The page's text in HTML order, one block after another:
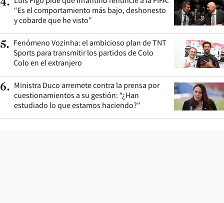
“Es el comportamiento más bajo, deshonesto
y cobarde que he visto”
5. Fenómeno Vozinha: el ambicioso plan de TNT
Sports para transmitir los partidos de Colo
Colo en el extranjero
6. Ministra Duco arremete contra la prensa por
cuestionamientos a su gestión: “¿Han
estudiado lo que estamos haciendo?"